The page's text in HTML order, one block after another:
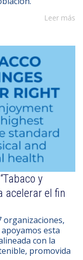
Leer más
y
acelerar el fin
organizaciones,
apoyamos esta
con la
promovida